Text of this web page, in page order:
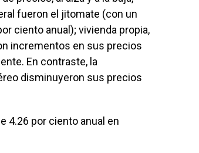
fueron el jitomate (con un
ciento anual); vivienda propia,
incrementos en sus precios
En contraste, la
disminuyeron sus precios
4.26 por ciento anual en